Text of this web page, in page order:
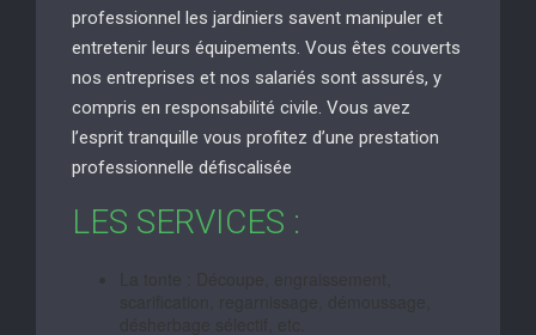
professionnel les jardiniers savent manipuler et
entretenir leurs équipements. Vous êtes couverts
nos entreprises et nos salariés sont assurés, y
compris en responsabilité civile. Vous avez
l’esprit tranquille vous profitez d’une prestation
professionnelle défiscalisée
LES SERVICES :